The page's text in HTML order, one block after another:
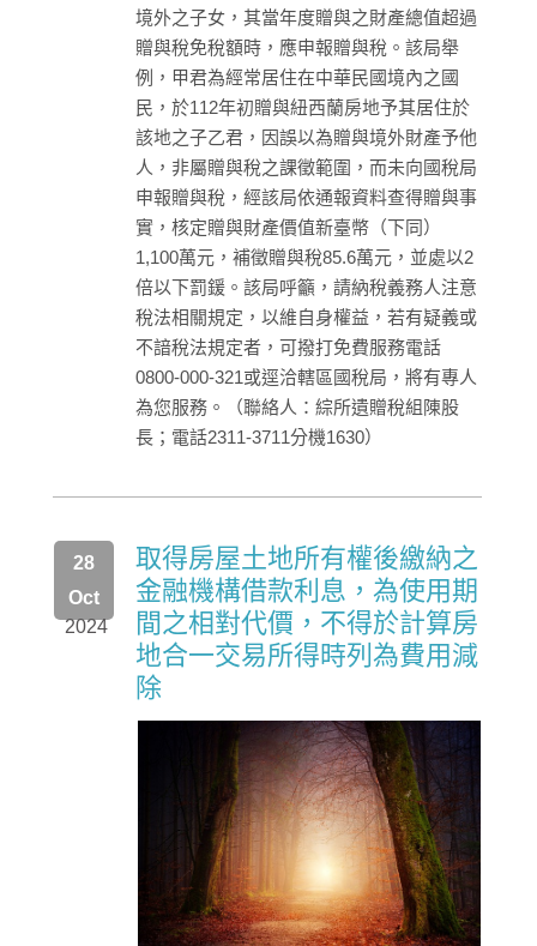
境外之子女，其當年度贈與之財產總值超過
贈與稅免稅額時，應申報贈與稅。該局舉
例，甲君為經常居住在中華民國境內之國
民，於112年初贈與紐西蘭房地予其居住於
該地之子乙君，因誤以為贈與境外財產予他
人，非屬贈與稅之課徵範圍，而未向國稅局
申報贈與稅，經該局依通報資料查得贈與事
實，核定贈與財產價值新臺幣（下同）
1,100萬元，補徵贈與稅85.6萬元，並處以2
倍以下罰鍰。該局呼籲，請納稅義務人注意
稅法相關規定，以維自身權益，若有疑義或
不諳稅法規定者，可撥打免費服務電話
0800-000-321或逕洽轄區國稅局，將有專人
為您服務。（聯絡人：綜所遺贈稅組陳股
長；電話2311-3711分機1630）
2024
28
Oct
取得房屋土地所有權後繳納之
金融機構借款利息，為使用期
間之相對代價，不得於計算房
地合一交易所得時列為費用減
除